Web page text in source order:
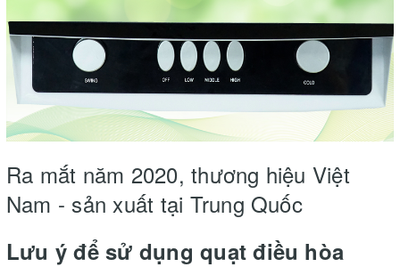
Ra mắt năm 2020, thương hiệu Việt
Nam - sản xuất tại Trung Quốc
Lưu ý để sử dụng quạt điều hòa